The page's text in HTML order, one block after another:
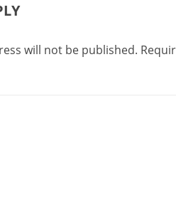
will not be published.